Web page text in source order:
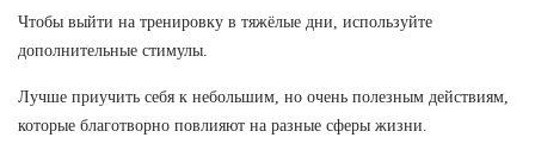
Чтобы выйти на тренировку в тяжёлые дни, используйте
дополнительные стимулы.
Лучше приучить себя к небольшим, но очень полезным действиям,
которые благотворно повлияют на разные сферы жизни.